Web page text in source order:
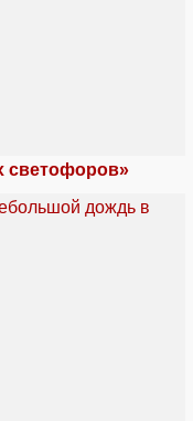
светофоров»